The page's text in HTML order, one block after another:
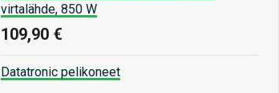
virtalähde, 850 W
109,90 €
Datatronic pelikoneet